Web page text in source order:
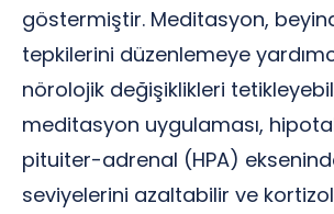
göstermiştir. Meditasyon,
tepkilerini düzenlemeye
nörolojik değişiklikleri
meditasyon uygulaması,
pituiter-adrenal (HPA)
seviyelerini azaltabilir ve